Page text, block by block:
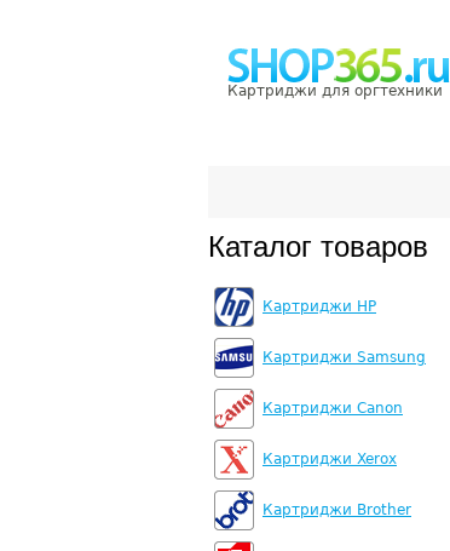
Картриджи для оргтехники
Каталог товаров
Картриджи HP
Картриджи Samsung
Картриджи Canon
Картриджи Xerox
Картриджи Brother